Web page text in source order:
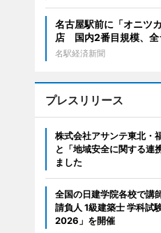
名古屋駅前に「オニツ
店 国内2番目規模、全
名駅経済新聞
プレスリリース
株式会社アサンテ東北・
と「地域安全に関する連
ました
全国の日建学院各校で講
請負人 1級建築士 学科試
2026」を開催